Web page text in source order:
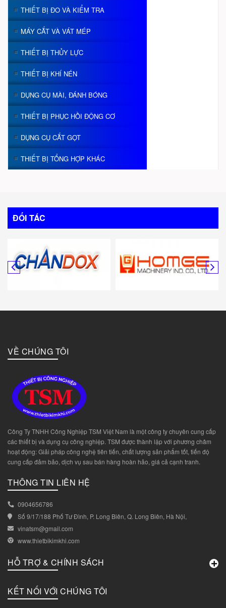
THIẾT BỊ ĐO VÀ KIỂM TRA
MÁY CẮT VÀ VÁT MÉP
THIẾT BỊ THỦY LỰC
THIẾT BỊ KHÍ NÉN
DỤNG CỤ MÀI, ĐÁNH BÓNG
THIẾT BỊ PHỤC HỒI ĐỘNG CƠ
DỤNG CỤ CẮT GỌT
THIẾT BỊ TỔNG HỢP KHÁC
ĐỐI TÁC
VỀ CHÚNG TÔI
Công Ty TNHH Công Nghiệp TSM Việt Nam là một công ty chuyên cung cấp
các thiết bị và dụng cụ công nghiệp. TSM được thành lập với phương châm
hoạt động: Giải pháp công nghệ tiên tiến, chất lượng sản phẩm tốt, tiến độ
cung cấp đảm bảo, dịch vụ sau bán hàng hoàn hảo, giá cả cạnh tranh.
THÔNG TIN LIÊN HỆ
0904656786
Số 9/17/188 Phố Tư Đình, P. Long Biên, Q. Long Biên, Hà Nội,
vinatsm@gmail.com
www.thietbikimkhi.com
HỖ TRỢ & CHÍNH SÁCH
KẾT NỐI VỚI CHÚNG TÔI